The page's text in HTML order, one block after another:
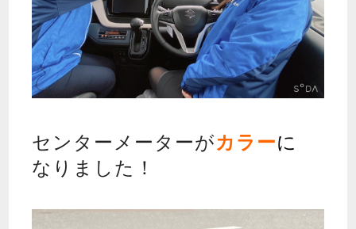
センターメーターがカラーに
なりました！